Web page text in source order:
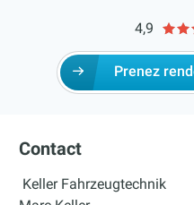
4,9
Prenez
Contact
Keller Fahrzeugtechnik